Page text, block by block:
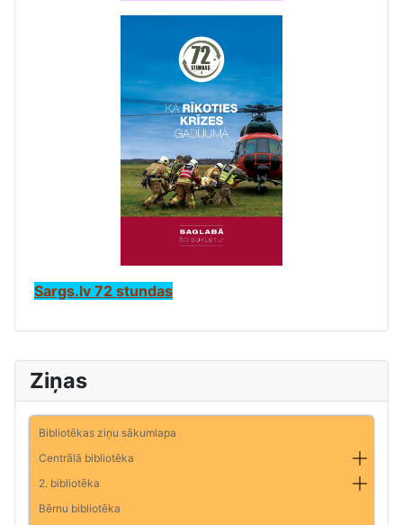
Ziņas
Bibliotēkas ziņu sākumlapa
Centrālā bibliotēka
2. bibliotēka
Bērnu bibliotēka
Sargs.lv 72 stundas